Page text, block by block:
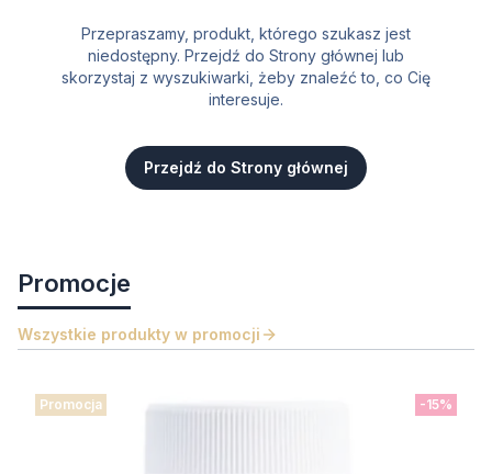
Przepraszamy, produkt, którego szukasz jest
niedostępny. Przejdź do Strony głównej lub
skorzystaj z wyszukiwarki, żeby znaleźć to, co Cię
interesuje.
Przejdź do Strony głównej
Promocje
Wszystkie produkty w promocji
-15%
Promocja